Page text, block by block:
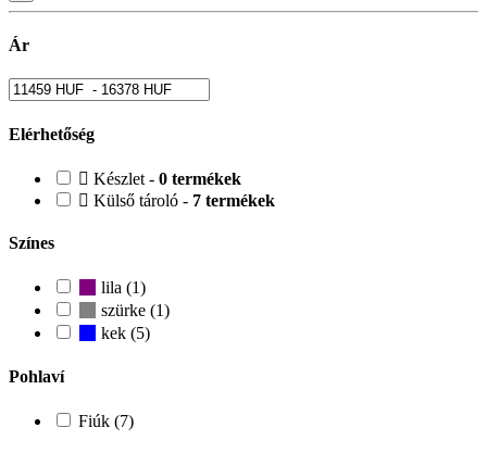
Ár
Elérhetőség
Készlet - 0 termékek
Külső tároló - 7 termékek
Színes
lila (1)
szürke (1)
kek (5)
Pohlaví
Fiúk (7)